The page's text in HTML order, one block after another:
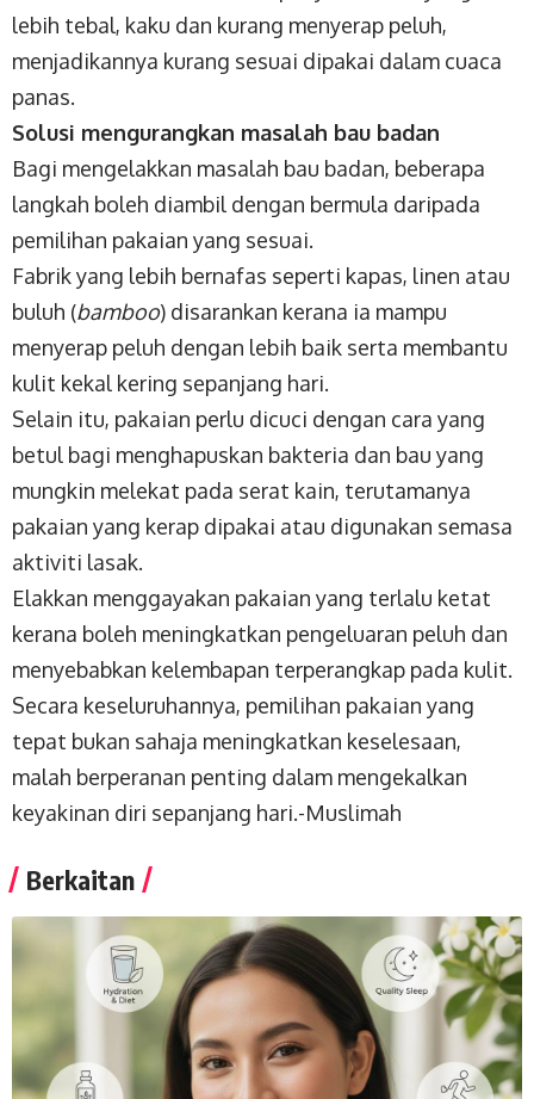
lebih tebal, kaku dan kurang menyerap peluh,
menjadikannya kurang sesuai dipakai dalam cuaca
panas.
Solusi mengurangkan masalah bau badan
Bagi mengelakkan masalah bau badan, beberapa
langkah boleh diambil dengan bermula daripada
pemilihan pakaian yang sesuai.
Fabrik yang lebih bernafas seperti kapas, linen atau
buluh (bamboo) disarankan kerana ia mampu
menyerap peluh dengan lebih baik serta membantu
kulit kekal kering sepanjang hari.
Selain itu, pakaian perlu dicuci dengan cara yang
betul bagi menghapuskan bakteria dan bau yang
mungkin melekat pada serat kain, terutamanya
pakaian yang kerap dipakai atau digunakan semasa
aktiviti lasak.
Elakkan menggayakan pakaian yang terlalu ketat
kerana boleh meningkatkan pengeluaran peluh dan
menyebabkan kelembapan terperangkap pada kulit.
Secara keseluruhannya, pemilihan pakaian yang
tepat bukan sahaja meningkatkan keselesaan,
malah berperanan penting dalam mengekalkan
keyakinan diri sepanjang hari.-Muslimah
Berkaitan